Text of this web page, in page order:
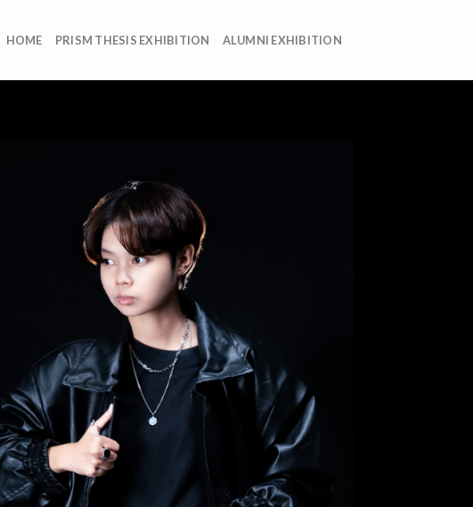
HOME PRISM THESIS EXHIBITION ALUMNI EXHIBITION